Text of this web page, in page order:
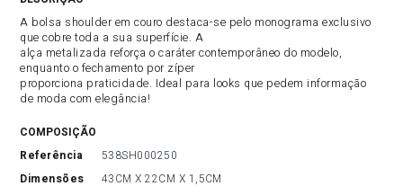
A bolsa shoulder em couro destaca-se pelo monograma exclusivo
que cobre toda a sua superfície. A
alça metalizada reforça o caráter contemporâneo do modelo,
enquanto o fechamento por zíper
proporciona praticidade. Ideal para looks que pedem informação
de moda com elegância!
COMPOSIÇÃO
referência
538SH000250
dimensões
43CM X 22CM X 1,5CM